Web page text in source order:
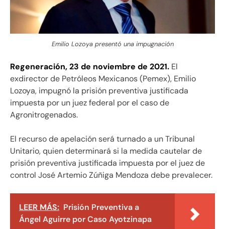
Emilio Lozoya presentó una impugnación
Regeneración, 23 de noviembre de 2021. El
exdirector de Petróleos Mexicanos (Pemex), Emilio
Lozoya, impugnó la prisión preventiva justificada
impuesta por un juez federal por el caso de
Agronitrogenados.
El recurso de apelación será turnado a un Tribunal
Unitario, quien determinará si la medida cautelar de
prisión preventiva justificada impuesta por el juez de
control José Artemio Zúñiga Mendoza debe prevalecer.
LEER MÁS: Prisión Preventiva a
Ángel Aguirre por Caso Ayotzinapa